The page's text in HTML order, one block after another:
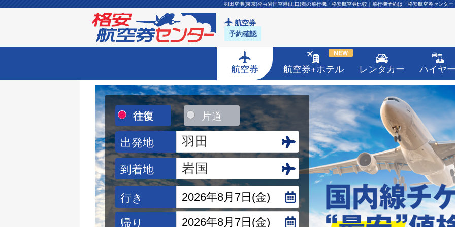
羽田空港(東京)発→岩国空港(山口)着の飛行機・格安航空券比較｜飛行機予約は「格安航空券センター
航空券
予約確認
航空券 航空券+ホテル
NEW
レンタカー ハイヤ
往復 片道
出発地
到着地
行き
帰り